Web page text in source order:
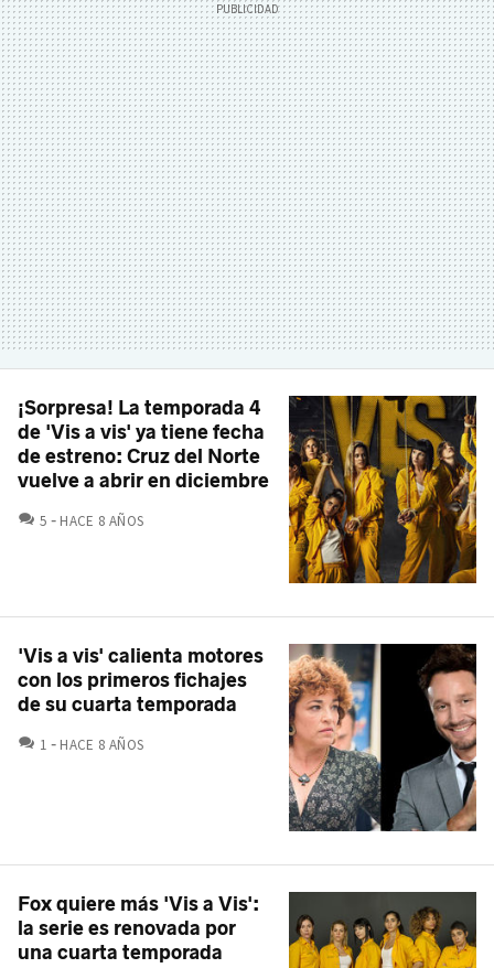
¡Sorpresa! La temporada 4
de 'Vis a vis' ya tiene fecha
de estreno: Cruz del Norte
vuelve a abrir en diciembre
5 COMENTARIOS
HACE 8 AÑOS
'Vis a vis' calienta motores
con los primeros fichajes
de su cuarta temporada
1 COMENTARIOS
HACE 8 AÑOS
Fox quiere más 'Vis a Vis':
la serie es renovada por
una cuarta temporada